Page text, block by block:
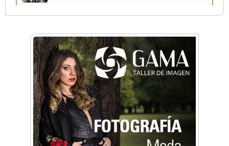
Mariana Croce: "Hoy las empresas necesitan
un asesoramiento integral para crecer con
seguridad"
Música, teatro, yoga, danza y mucho más:
Conocé todos los talleres para aprender y
disfrutar en la Zona Oeste